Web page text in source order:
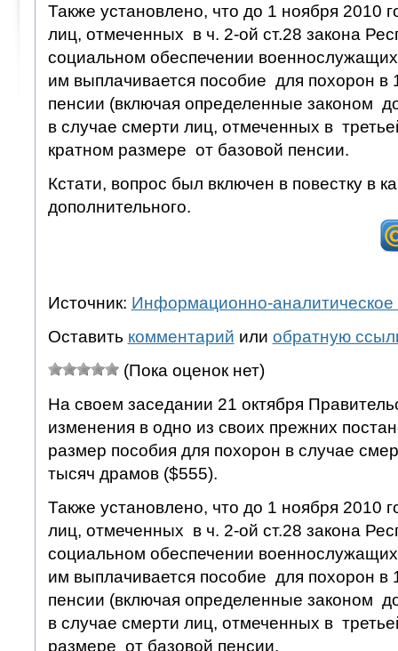
Также установлено, что до 1 ноября 2010
лиц, отмеченных в ч. 2-ой ст.28 закона
социальном обеспечении
им выплачивается пособие для похорон в
пенсии (включая определенные законом
в случае смерти лиц, отмеченных в
кратном размере от базовой пенсии.
Кстати, вопрос был включен в повестку в
дополнительного.
Источник: Информационно-аналитическое
Оставить комментарий или обратную
(Пока оценок нет)
На своем заседании 21 октября
изменения в одно из своих прежних
размер пособия для похорон в случае
тысяч драмов ($555).
Также установлено, что до 1 ноября 2010
лиц, отмеченных в ч. 2-ой ст.28 закона
социальном обеспечении
им выплачивается пособие для похорон в
пенсии (включая определенные законом
в случае смерти лиц, отмеченных в
размере от базовой пенсии.